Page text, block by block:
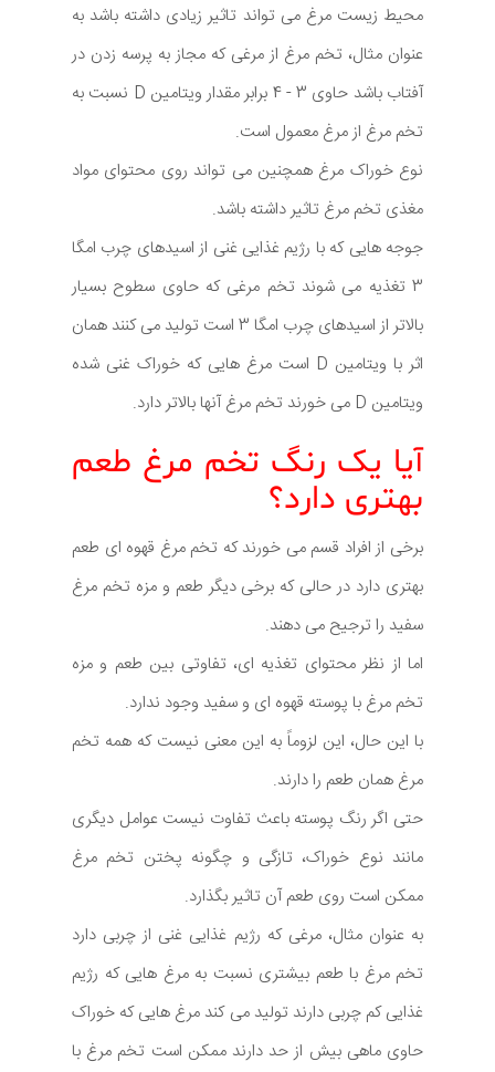
محیط زیست مرغ می تواند تاثیر زیادی داشته باشد به
عنوان مثال، تخم مرغ از مرغی که مجاز به پرسه زدن در
آفتاب باشد حاوی 3 - 4 برابر مقدار ویتامین D نسبت به
تخم مرغ از مرغ معمول است.
نوع خوراک مرغ همچنین می تواند روی محتوای مواد
مغذی تخم مرغ تاثیر داشته باشد.
جوجه هایی که با رژیم غذایی غنی از اسیدهای چرب امگا
3 تغذیه می شوند تخم مرغی که حاوی سطوح بسیار
بالاتر از اسیدهای چرب امگا 3 است تولید می کنند همان
اثر با ویتامین D است مرغ هایی که خوراک غنی شده
ویتامین D می خورند تخم مرغ آنها بالاتر دارد.
آیا یک رنگ تخم مرغ طعم
بهتری دارد؟
برخی از افراد قسم می خورند که تخم مرغ قهوه ای طعم
بهتری دارد در حالی که برخی دیگر طعم و مزه تخم مرغ
سفید را ترجیح می دهند.
اما از نظر محتوای تغذیه ای، تفاوتی بین طعم و مزه
تخم مرغ با پوسته قهوه ای و سفید وجود ندارد.
با این حال، این لزوماً به این معنی نیست که همه تخم
مرغ همان طعم را دارند.
حتی اگر رنگ پوسته باعث تفاوت نیست عوامل دیگری
مانند نوع خوراک، تازگی و چگونه پختن تخم مرغ
ممکن است روی طعم آن تاثیر بگذارد.
به عنوان مثال، مرغی که رژیم غذایی غنی از چربی دارد
تخم مرغ با طعم بیشتری نسبت به مرغ هایی که رژیم
غذایی کم چربی دارند تولید می کند مرغ هایی که خوراک
حاوی ماهی بیش از حد دارند ممکن است تخم مرغ با